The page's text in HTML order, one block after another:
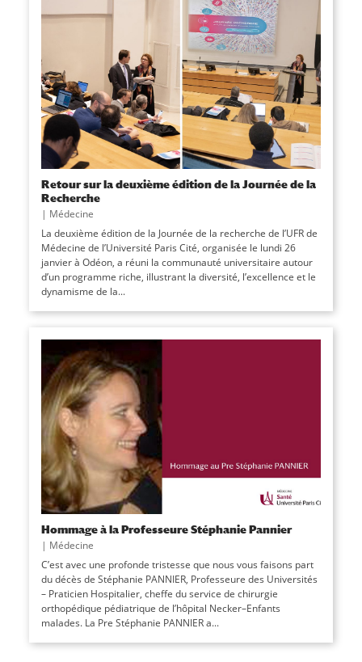
Retour sur la deuxième édition de la Journée de la
Recherche
| Médecine
La deuxième édition de la Journée de la recherche de l’UFR de
Médecine de l’Université Paris Cité, organisée le lundi 26
janvier à Odéon, a réuni la communauté universitaire autour
d’un programme riche, illustrant la diversité, l’excellence et le
dynamisme de la...
Hommage à la Professeure Stéphanie Pannier
| Médecine
C’est avec une profonde tristesse que nous vous faisons part
du décès de Stéphanie PANNIER, Professeure des Universités
– Praticien Hospitalier, cheffe du service de chirurgie
orthopédique pédiatrique de l’hôpital Necker–Enfants
malades. La Pre Stéphanie PANNIER a...